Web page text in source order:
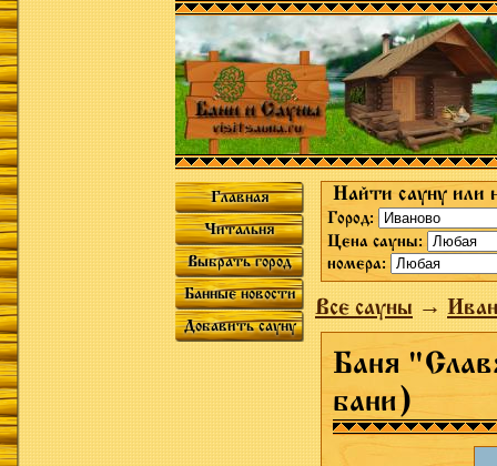
Главная
Читальня
Выбрать город
Банные новости
Добавить сауну
Найти сауну или
Город:
Цена сауны:
номера:
Все сауны→
Баня
бани)